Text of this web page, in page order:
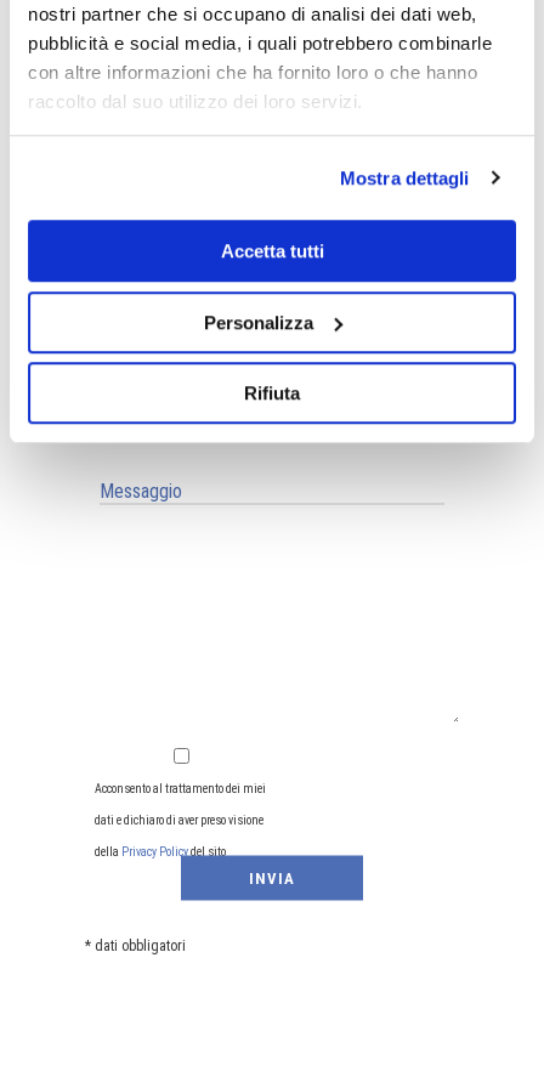
nostri partner che si occupano di analisi dei dati web,
pubblicità e social media, i quali potrebbero combinarle
con altre informazioni che ha fornito loro o che hanno
raccolto dal suo utilizzo dei loro servizi.
Mostra dettagli
Accetta tutti
Personalizza
Rifiuta
Contatti
Richiedi informazioni o un preventivo al nostro ufficio
tecnico, utilizzando i recapiti o il form sottostante.
+39.011.0361100
info@gdpconsultants.eu–info@geomin.it
Acconsento al trattamento dei miei
dati e dichiaro di aver preso visione
della Privacy Policydel sito
* dati obbligatori